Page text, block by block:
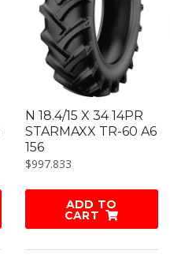
N 18.4/15 X 34 14PR
STARMAXX TR-60 A6
156
$997.833
ADD TO
CART